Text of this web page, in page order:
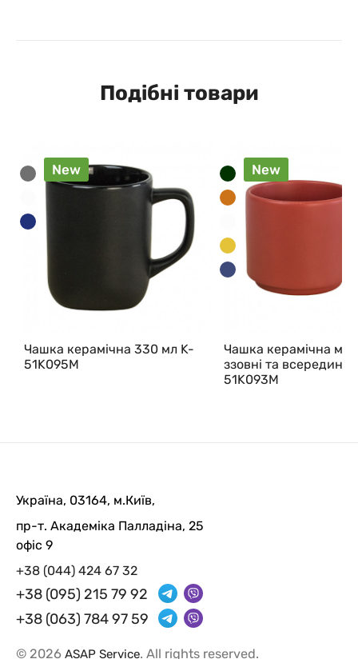
Подібні товари
New
Чашка керамічна 330 мл K-
51K095M
New
Чашка керамічна
ззовні та всередині,
51K093M
Україна, 03164, м.Київ,
пр-т. Академіка Палладіна, 25
офіс 9
+38 (044) 424 67 32
+38 (095) 215 79 92
+38 (063) 784 97 59
© 2026 ASAP Service. All rights reserved.